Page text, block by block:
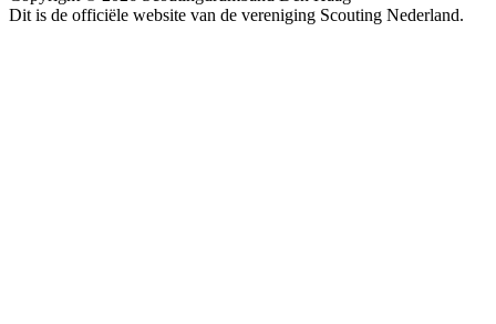
Dit is de officiële website van de vereniging Scouting Nederland.